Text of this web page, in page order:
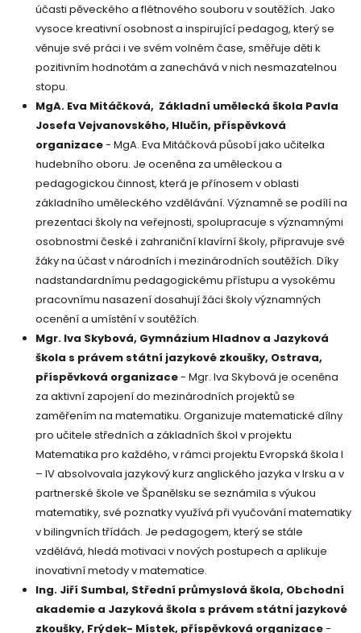
účasti pěveckého a flétnového souboru v soutěžích. Jako
vysoce kreativní osobnost a inspirující pedagog, který se
věnuje své práci i ve svém volném čase, směřuje děti k
pozitivním hodnotám a zanechává v nich nesmazatelnou
stopu.
MgA. Eva Mitáčková, Základní umělecká škola Pavla
Josefa Vejvanovského, Hlučín, příspěvková
organizace- MgA. Eva Mitáčková působí jako učitelka
hudebního oboru. Je oceněna za uměleckou a
pedagogickou činnost, která je přínosem v oblasti
základního uměleckého vzdělávání. Významně se podílí na
prezentaci školy na veřejnosti, spolupracuje s významnými
osobnostmi české i zahraniční klavírní školy, připravuje své
žáky na účast v národních i mezinárodních soutěžích. Díky
nadstandardnímu pedagogickému přístupu a vysokému
pracovnímu nasazení dosahují žáci školy významných
ocenění a umístění v soutěžích.
Mgr. Iva Skybová, Gymnázium Hladnov a Jazyková
škola s právem státní jazykové zkoušky, Ostrava,
příspěvková organizace- Mgr. Iva Skybová je oceněna
za aktivní zapojení do mezinárodních projektů se
zaměřením na matematiku. Organizuje matematické dílny
pro učitele středních a základních škol v projektu
Matematika pro každého, v rámci projektu Evropská škola I
– IV absolvovala jazykový kurz anglického jazyka v Irsku a v
partnerské škole ve Španělsku se seznámila s výukou
matematiky, své poznatky využívá při vyučování matematiky
v bilingvních třídách. Je pedagogem, který se stále
vzdělává, hledá motivaci v nových postupech a aplikuje
inovativní metody v matematice.
Ing. Jiří Sumbal, Střední průmyslová škola, Obchodní
akademie a Jazyková škola s právem státní jazykové
zkoušky, Frýdek- Místek, příspěvková organizace-